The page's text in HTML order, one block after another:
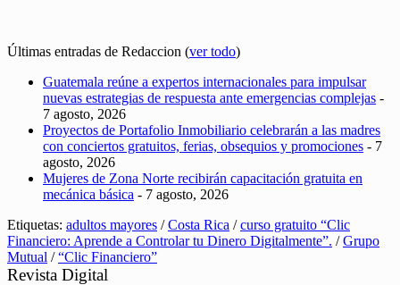
Últimas entradas de Redaccion (ver todo)
Guatemala reúne a expertos internacionales para impulsar
nuevas estrategias de respuesta ante emergencias complejas -
7 agosto, 2026
Proyectos de Portafolio Inmobiliario celebrarán a las madres
con conciertos gratuitos, ferias, obsequios y promociones - 7
agosto, 2026
Mujeres de Zona Norte recibirán capacitación gratuita en
mecánica básica - 7 agosto, 2026
Etiquetas: adultos mayores /Costa Rica /curso gratuito “Clic
Financiero: Aprende a Controlar tu Dinero Digitalmente”. /Grupo
Mutual /“Clic Financiero”
Revista Digital